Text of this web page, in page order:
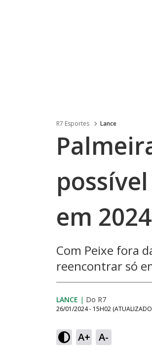
R7 Esportes Lance
em 2024
Com Peixe fora
reencontrar só
LANCE | Do R7
26/01/2024 - 15H02
A+ A-